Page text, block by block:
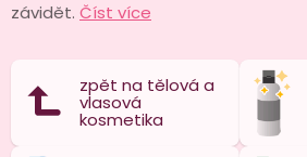
závidět. Číst více
zpět na tělová a
vlasová
kosmetika